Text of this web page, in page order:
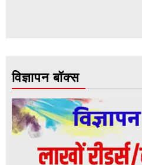
विज्ञापन बॉक्स